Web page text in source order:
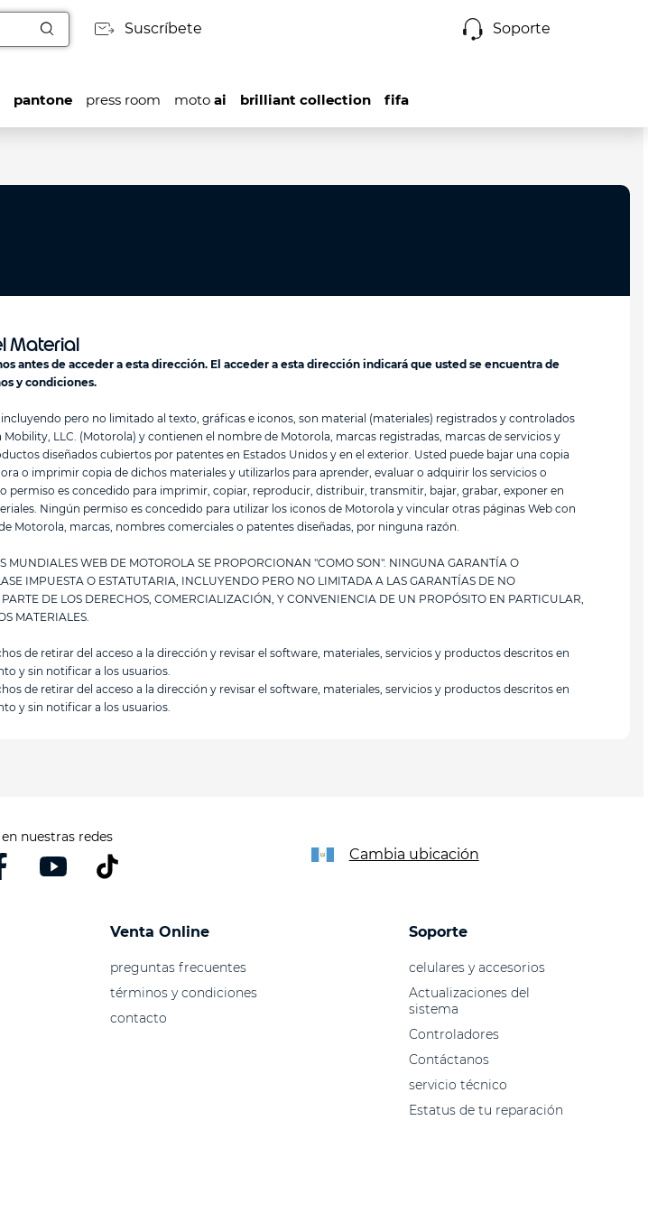
Suscríbete Soporte
pantone press room moto ai brilliant collection fifa
Material
antes de acceder a esta dirección. El acceder a esta dirección indicará que usted se encuentra de
y condiciones.
pero no limitado al texto, gráficas e iconos, son material (materiales) registrados y controlados
LLC. (Motorola) y contienen el nombre de Motorola, marcas registradas, marcas de servicios y
diseñados cubiertos por patentes en Estados Unidos y en el exterior. Usted puede bajar una copia
o imprimir copia de dichos materiales y utilizarlos para aprender, evaluar o adquirir los servicios o
permiso es concedido para imprimir, copiar, reproducir, distribuir, transmitir, bajar, grabar, exponer en
Ningún permiso es concedido para utilizar los iconos de Motorola y vincular otras páginas Web con
Motorola, marcas, nombres comerciales o patentes diseñadas, por ninguna razón.
MUNDIALES WEB DE MOTOROLA SE PROPORCIONAN "COMO SON". NINGUNA GARANTÍA O
IMPUESTA O ESTATUTARIA, INCLUYENDO PERO NO LIMITADA A LAS GARANTÍAS DE NO
DE LOS DERECHOS, COMERCIALIZACIÓN, Y CONVENIENCIA DE UN PROPÓSITO EN PARTICULAR,
MATERIALES.
de retirar del acceso a la dirección y revisar el software, materiales, servicios y productos descritos en
y sin notificar a los usuarios.
de retirar del acceso a la dirección y revisar el software, materiales, servicios y productos descritos en
y sin notificar a los usuarios.
nuestras redes
Cambia ubicación
Venta Online
preguntas frecuentes
términos y condiciones
contacto
Soporte
celulares y accesorios
Actualizaciones del
sistema
Controladores
Contáctanos
servicio técnico
Estatus de tu reparación